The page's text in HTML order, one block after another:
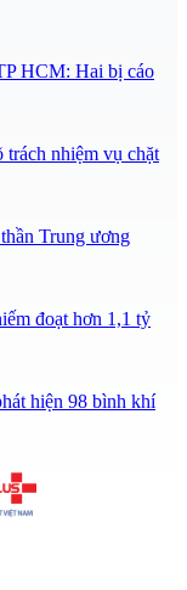
HCM: Hai bị cáo
nhiệm vụ chặt
Trung ương
đoạt hơn 1,1 tỷ
hiện 98 bình khí